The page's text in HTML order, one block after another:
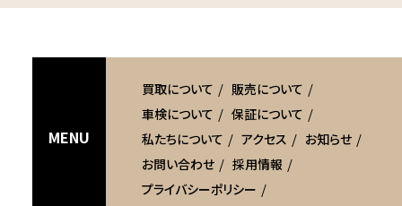
MENU
買取について
販売について
車検について
保証について
私たちについて
アクセス
お知らせ
お問い合わせ
採用情報
プライバシーポリシー